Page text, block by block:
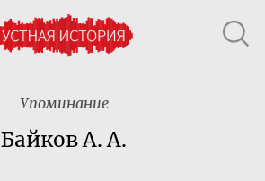
Упоминание
Байков А. А.